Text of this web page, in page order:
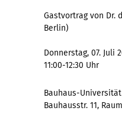
Gastvortrag von Dr.
Berlin)
Donnerstag, 07. Juli
11:00-12:30 Uhr
Bauhaus-
Bauhausstr. 11,